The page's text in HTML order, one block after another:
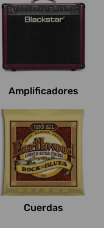
e
s
:
Amplificadores
Cuerdas